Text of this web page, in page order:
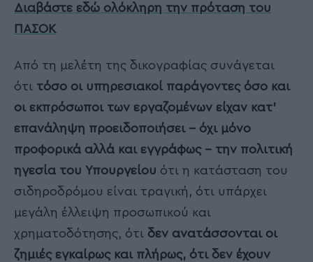
Διαβάστε εδώ ολόκληρη την πρόταση του
ΠΑΣΟΚ
Από τη μελέτη της δικογραφίας συνάγεται
ότι τόσο οι υπηρεσιακοί παράγοντες όσο και
οι εκπρόσωποι των εργαζομένων είχαν κατ’
επανάληψη προειδοποιήσει – όχι μόνο
προφορικά αλλά και εγγράφως – την πολιτική
ηγεσία του Υπουργείου ότι η κατάσταση του
σιδηροδρόμου είναι τραγική, ότι υπάρχει
μεγάλη έλλειψη προσωπικού και
χρηματοδότησης, ότι δεν ανατάσσονται οι
ζημιές εγκαίρως και πλήρως, ότι δεν έχουν